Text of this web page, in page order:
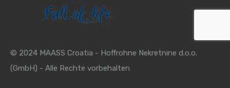
© 2024 MAASS Croatia - Hoffrohne Nekretnine d.o.o.
(GmbH) - Alle Rechte vorbehalten